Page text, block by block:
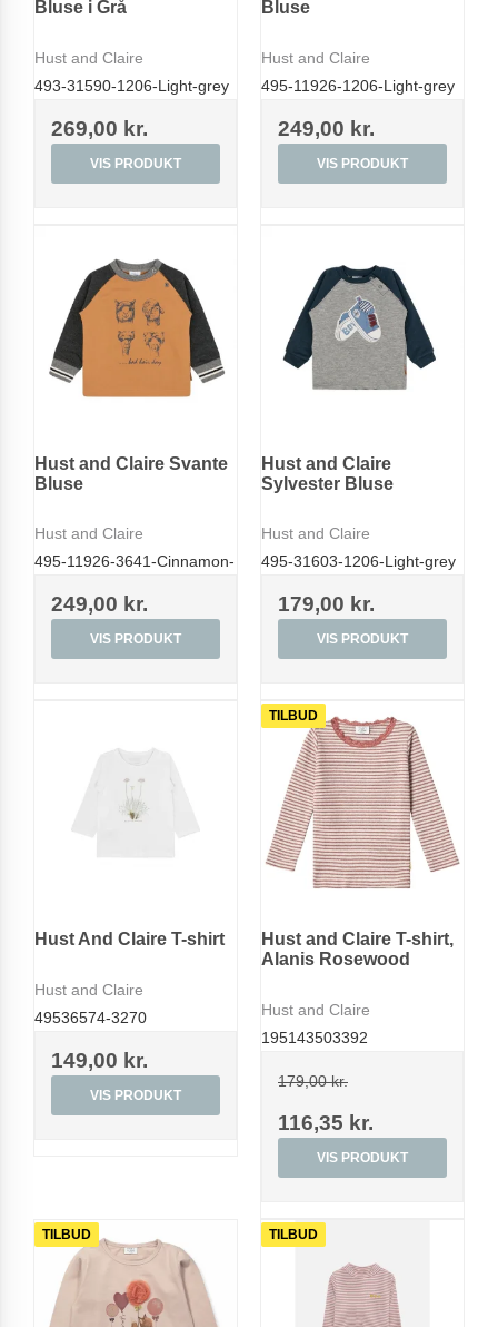
Bluse i Grå
Hust and Claire
493-31590-1206-Light-grey
269,00 kr.
VIS PRODUKT
Bluse
Hust and Claire
495-11926-1206-Light-grey
249,00 kr.
VIS PRODUKT
Hust and Claire Svante
Bluse
Hust and Claire
495-11926-3641-Cinnamon-
249,00 kr.
VIS PRODUKT
Hust and Claire
Sylvester Bluse
Hust and Claire
495-31603-1206-Light-grey
179,00 kr.
VIS PRODUKT
Hust And Claire T-shirt
Hust and Claire
49536574-3270
149,00 kr.
VIS PRODUKT
TILBUD
Hust and Claire T-shirt,
Alanis Rosewood
Hust and Claire
195143503392
179,00 kr.
116,35 kr.
VIS PRODUKT
TILBUD TILBUD